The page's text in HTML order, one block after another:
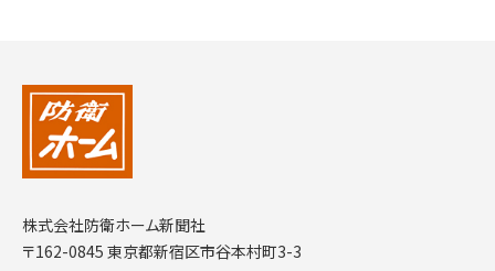
株式会社防衛ホーム新聞社
〒162-0845 東京都新宿区市谷本村町3-3